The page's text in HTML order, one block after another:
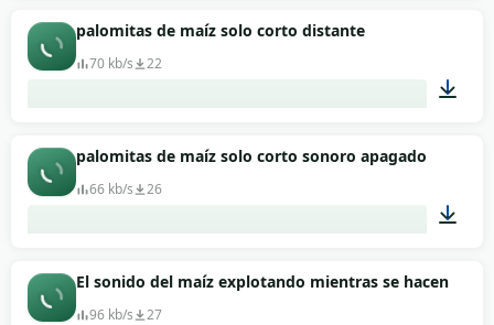
palomitas de maíz solo corto distante
70 kb/s 22
00:01
palomitas de maíz solo corto sonoro apagado
66 kb/s 26
00:01
El sonido del maíz explotando mientras se hacen
96 kb/s 27